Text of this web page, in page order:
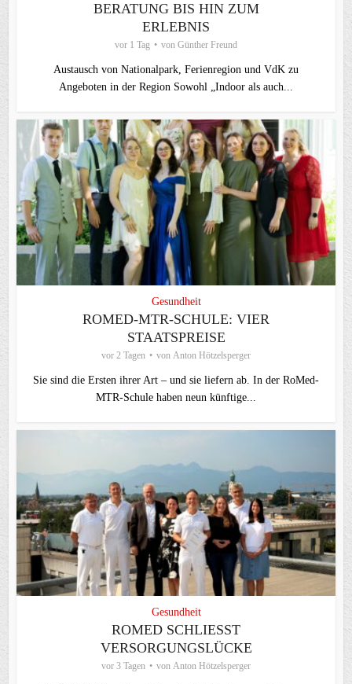
BERATUNG BIS HIN ZUM
ERLEBNIS
vor 1 Tag von Günther Freund
Austausch von Nationalpark, Ferienregion und VdK zu
Angeboten in der Region Sowohl „Indoor als auch...
Gesundheit
ROMED-MTR-SCHULE: VIER
STAATSPREISE
vor 2 Tagen von Anton Hötzelsperger
Sie sind die Ersten ihrer Art – und sie liefern ab. In der RoMed-
MTR-Schule haben neun künftige...
Gesundheit
ROMED SCHLIESST V
ERSORGUNGSLÜCKE
vor 3 Tagen von Anton Hötzelsperger